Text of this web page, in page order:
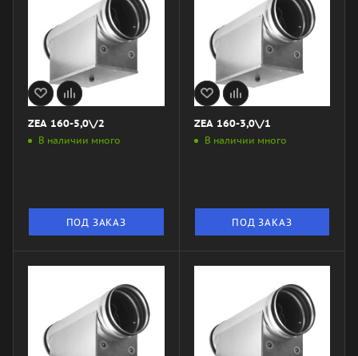
ZEA 160-5,0\/2
В наличии много
ПОД ЗАКАЗ
ZEA 160-3,0\/1
В наличии много
ПОД ЗАКАЗ